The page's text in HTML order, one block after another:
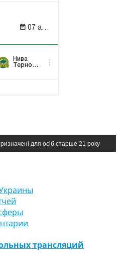
для осіб старше 21 року
трансляций